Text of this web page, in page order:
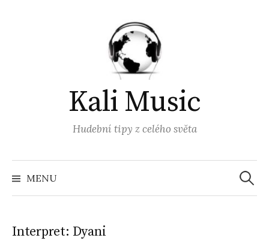
Kali Music
Hudební tipy z celého světa
MENU
Interpret: Dyani